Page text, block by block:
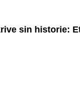
sin historie: